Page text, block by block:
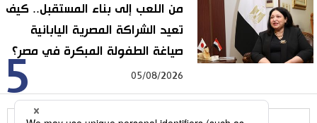
5
من اللعب إلى بناء المستقبل.. كيف
تعيد الشراكة المصرية اليابانية
صياغة الطفولة المبكرة في مصر؟
05/08/2026